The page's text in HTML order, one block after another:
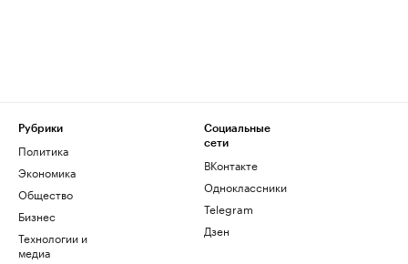
Рубрики
Политика
Экономика
Общество
Бизнес
Технологии и
медиа
Социальные
сети
ВКонтакте
Одноклассники
Telegram
Дзен